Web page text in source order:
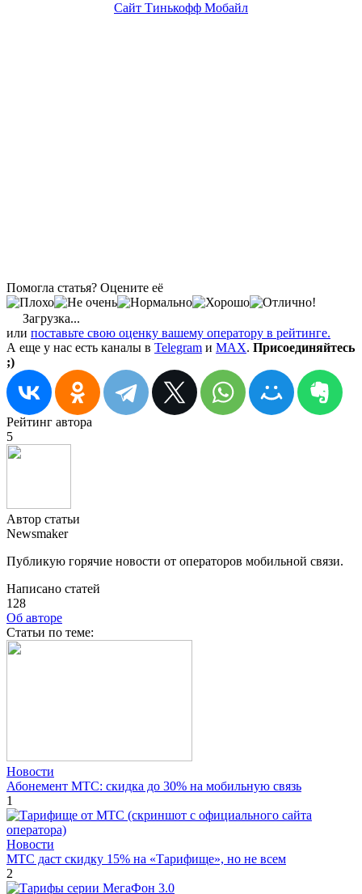
Сайт Тинькофф Мобайл
Помогла статья? Оцените её
Загрузка...
или поставьте свою оценку вашему оператору в рейтинге.
А еще у нас есть каналы в Telegram и MAX. Присоединяйтесь
;)
Рейтинг автора
5
Автор статьи
Newsmaker
Публикую горячие новости от операторов мобильной связи.
Написано статей
128
Об авторе
Cтатьи по теме:
Новости
Абонемент МТС: скидка до 30% на мобильную связь
1
Новости
МТС даст скидку 15% на «Тарифище», но не всем
2